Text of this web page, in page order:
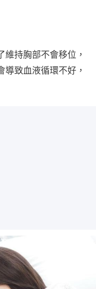
持胸部不會移位，
致血液循環不好，